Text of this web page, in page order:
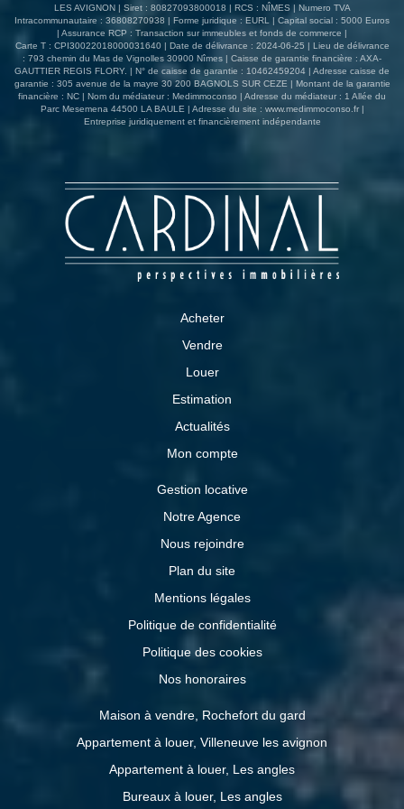
LES AVIGNON | Siret : 80827093800018 | RCS : NÎMES | Numero TVA
Intracommunautaire : 36808270938 | Forme juridique : EURL | Capital social : 5000 Euros
| Assurance RCP : Transaction sur immeubles et fonds de commerce |
Carte T : CPI30022018000031640 | Date de délivrance : 2024-06-25 | Lieu de délivrance
: 793 chemin du Mas de Vignolles 30900 Nîmes | Caisse de garantie financière : AXA-
GAUTTIER REGIS FLORY. | N° de caisse de garantie : 10462459204 | Adresse caisse de
garantie : 305 avenue de la mayre 30 200 BAGNOLS SUR CEZE | Montant de la garantie
financière : NC | Nom du médiateur : Medimmoconso | Adresse du médiateur : 1 Allée du
Parc Mesemena 44500 LA BAULE | Adresse du site : www.medimmoconso.fr|
Entreprise juridiquement et financièrement indépendante
Acheter
Vendre
Louer
Estimation
Actualités
Mon compte
Gestion locative
Notre Agence
Nous rejoindre
Plan du site
Mentions légales
Politique de confidentialité
Politique des cookies
Nos honoraires
Maison à vendre, Rochefort du gard
Appartement à louer, Villeneuve les avignon
Appartement à louer, Les angles
Bureaux à louer, Les angles